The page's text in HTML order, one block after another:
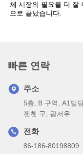
체 시장의 필요를 더 잘
으로 끝났습니다.
빠른 연락
주소
5층, B 구역, A1빌
젠첸 구, 광저우
전화
86-186-80198809